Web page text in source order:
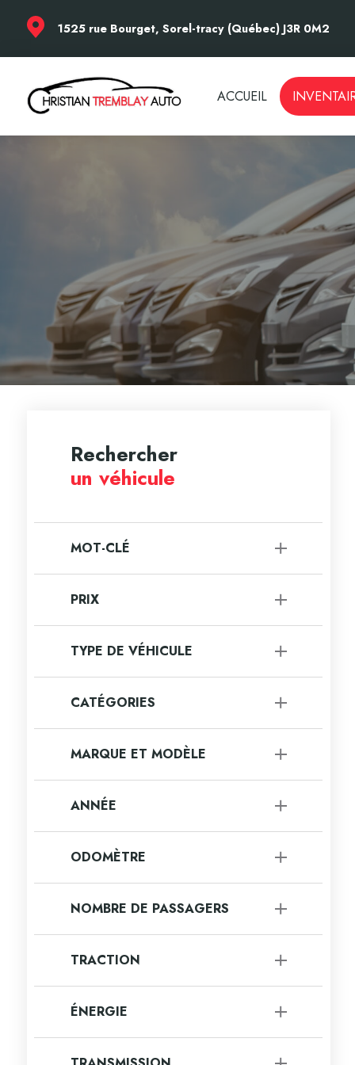
1525 rue Bourget, Sorel-tracy (Québec) J3R 0M2
ACCUEIL
Rechercher
un véhicule
MOT-CLÉ
PRIX
TYPE DE VÉHICULE
CATÉGORIES
Utilitaire[7]
MARQUE ET MODÈLE
ANNÉE
ODOMÈTRE
NOMBRE DE PASSAGERS
TRACTION
Front[1]
Traction Intégrale[4]
ÉNERGIE